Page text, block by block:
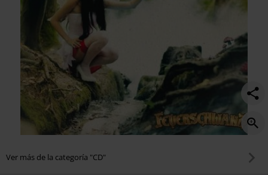
Ver más de la categoría "CD"